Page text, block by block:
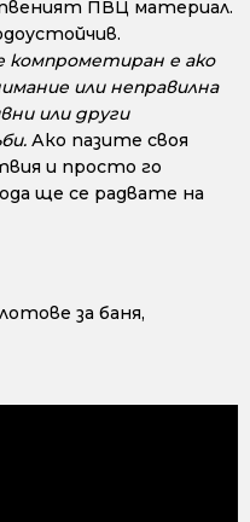
ПВЦ материал.
компрометиран е ако
или неправилна
или други
Ако пазите своя
и просто го
ще се радвате на
за баня,